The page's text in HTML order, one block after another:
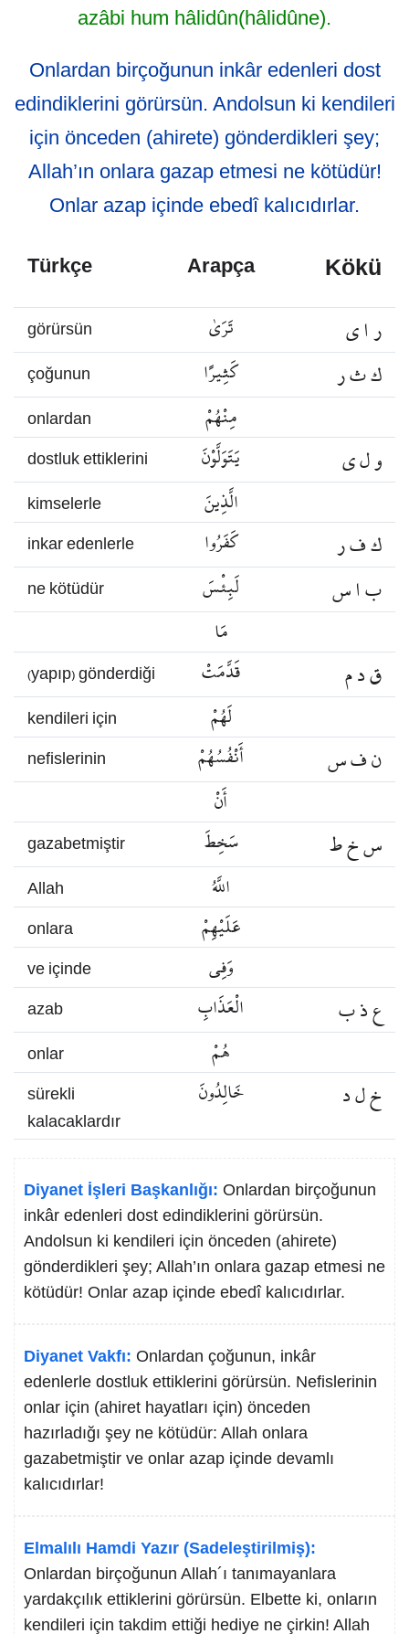
azâbi hum hâlidûn(hâlidûne).
Onlardan birçoğunun inkâr edenleri dost
edindiklerini görürsün. Andolsun ki kendileri
için önceden (ahirete) gönderdikleri şey;
Allah’ın onlara gazap etmesi ne kötüdür!
Onlar azap içinde ebedî kalıcıdırlar.
Türkçe Arapça Kökü
görürsün تَرَىٰ ر ا ي
çoğunun كَثِيرًا ك ث ر
onlardan مِنْهُمْ
dostluk ettiklerini يَتَوَلَّوْنَ و ل ي
kimselerle الَّذِينَ
inkar edenlerle كَفَرُوا ك ف ر
ne kötüdür لَبِئْسَ ب ا س
مَا
(yapıp) gönderdiği قَدَّمَتْ ق د م
kendileri için لَهُمْ
nefislerinin أَنْفُسُهُمْ ن ف س
أَنْ
gazabetmiştir سَخِطَ س خ ط
Allah اللَّهُ
onlara عَلَيْهِمْ
ve içinde وَفِي
azab الْعَذَابِ ع ذ ب
onlar هُمْ
sürekli
kalacaklardır
خَالِدُونَ خ ل د
Diyanet İşleri Başkanlığı: Onlardan birçoğunun
inkâr edenleri dost edindiklerini görürsün.
Andolsun ki kendileri için önceden (ahirete)
gönderdikleri şey; Allah’ın onlara gazap etmesi ne
kötüdür! Onlar azap içinde ebedî kalıcıdırlar.
Diyanet Vakfı: Onlardan çoğunun, inkâr
edenlerle dostluk ettiklerini görürsün. Nefislerinin
onlar için (ahiret hayatları için) önceden
hazırladığı şey ne kötüdür: Allah onlara
gazabetmiştir ve onlar azap içinde devamlı
kalıcıdırlar!
Elmalılı Hamdi Yazır (Sadeleştirilmiş):
Onlardan birçoğunun Allah´ı tanımayanlara
yardakçılık ettiklerini görürsün. Elbette ki, onların
kendileri için takdim ettiği hediye ne çirkin! Allah